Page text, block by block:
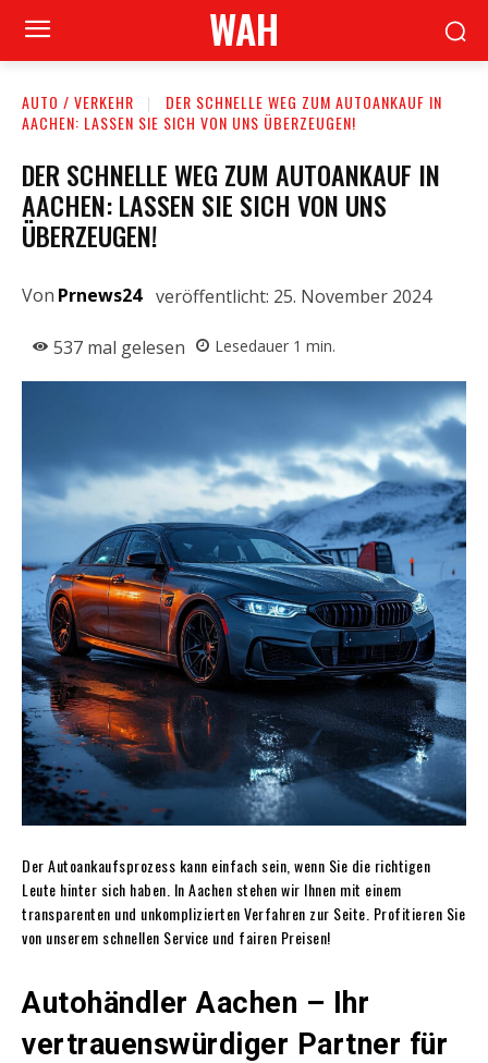
WAH
AUTO / VERKEHR
DER SCHNELLE WEG ZUM AUTOANKAUF IN
AACHEN: LASSEN SIE SICH VON UNS ÜBERZEUGEN!
DER SCHNELLE WEG ZUM AUTOANKAUF IN
AACHEN: LASSEN SIE SICH VON UNS
ÜBERZEUGEN!
Von Prnews24 veröffentlicht: 25. November 2024
537 mal gelesen Lesedauer 1 min.
Der Autoankaufsprozess kann einfach sein, wenn Sie die richtigen
Leute hinter sich haben. In Aachen stehen wir Ihnen mit einem
transparenten und unkomplizierten Verfahren zur Seite. Profitieren Sie
von unserem schnellen Service und fairen Preisen!
Autohändler Aachen – Ihr
vertrauenswürdiger Partner für